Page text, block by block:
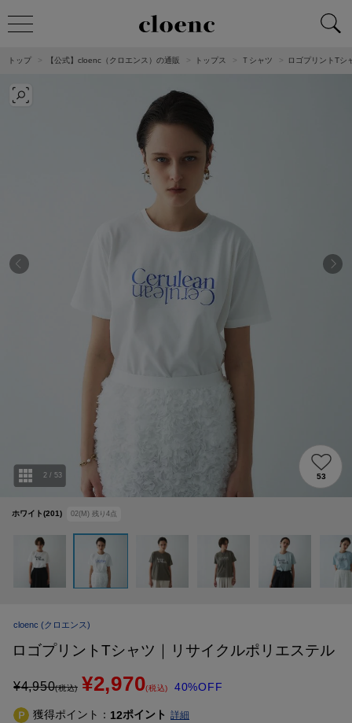
トップ 【公式】cloenc（クロエンス）の通販 トップス Ｔシャツ ロゴプリントTシ
ホワイト(201) 02(M) 残り 4点
2 / 53 53
cloenc (クロエンス)
ロゴプリントTシャツ｜リサイクルポリエステル
¥4,950(税込) ¥2,970(税込) 40%OFF
獲得ポイント： 12ポイント 詳細